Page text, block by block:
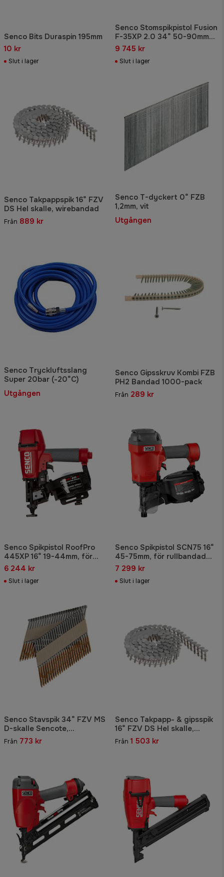
Senco Bits Duraspin 195mm
10 kr
Slut i lager
Senco Stomspikpistol Fusion
F-35XP 2.0 34° 50-90mm
inkl 2-pack batterier
9 745 kr
Slut i lager
Senco Takpappspik 16° FZV
DS Hel skalle, wirebandad
Från 889 kr
Senco T-dyckert 0° FZB
1,2mm, vit
Utgången
Senco Tryckluftsslang
Super 20bar (-20°C)
Utgången
Senco Gipsskruv Kombi FZB
PH2 Bandad 1000-pack
Från 289 kr
Senco Spikpistol RoofPro
445XP 16° 19-44mm, för
rullbandad takpappspik
6 244 kr
Slut i lager
Senco Spikpistol SCN75 16°
45-75mm, för rullbandad
spik
7 299 kr
Slut i lager
Senco Stavspik 34° FZV MS
D-skalle Sencote,
tätbandad
Från 773 kr
Senco Takpapp- & gipsspik
16° FZV DS Hel skalle,
wirebandad
Från 1 503 kr